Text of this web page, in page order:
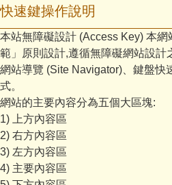
最新消息
行事曆
招生專區
快速鍵操作說明
本站無障礙設計 (Access Key) 本
範」原則設計,遵循無障礙網站設計
網站導覽 (Site Navigator)、鍵盤快
式。
網站的主要內容分為五個大區塊:
1) 上方內容區
2) 右方內容區
3) 左方內容區
4) 主要內容區